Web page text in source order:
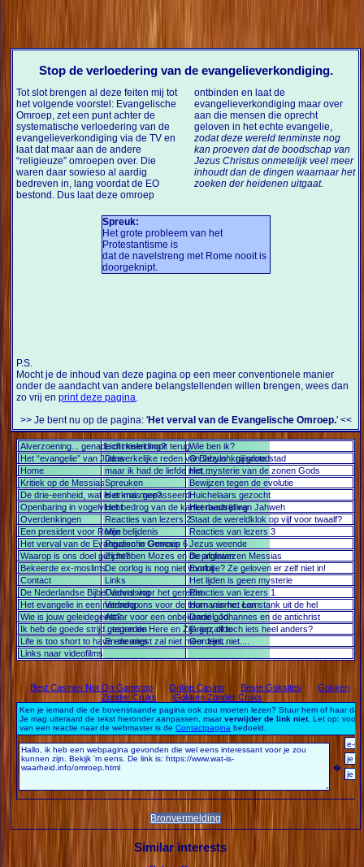
Stop de verloedering van de evangelieverkondiging.
Tot slot brengen al deze feiten mij tot
het volgende voorstel: Evangelische
Omroep, zet een punt achter de
systematische verloedering van de
evangelieverkondiging via de TV en
laat dat maar aan de andere
“religieuze” omroepen over. Die
waren daar sowieso al aardig
bedreven in, lang voordat de EO
bestond. Dus laat deze omroep
ontbinden en laat de
evangelieverkondiging maar over
aan die mensen die oprecht
geloven in het echte evangelie,
zodat deze wereld tenminste nog
kan proeven dat de boodschap van
Jezus Christus onmetelijk veel meer
inhoudt dan de dingen waarnaar het
zoeken der heidenen uitgaat.
Spreuk:
Het grote probleem van het
Protestantisme is
dat de navelstreng met Rome nooit is
doorgeknipt.
P.S.
Mocht je de inhoud van deze pagina op een meer conventionele manier
onder de aandacht van andere belangstellenden willen brengen, wees dan
zo vrij enprint deze pagina.
>> Je bent nu op de pagina: 'Het verval van de Evangelische Omroep.' <<
Alverzoening... genade of misleiding?
Licht keert nooit terugWie ben ik?
Het “evangelie” van JudasDe werkelijke reden van Jezus' kruisdood
O Babylon, gij grote stad
Home
maar ik had de liefde niet...Het mysterie van de zonen Gods
Kritiek op de MessiasSpreuken
Bewijzen tegen de evolutie
De drie-eenheid, wat is er mis mee?
Het kruis gepasseerdHuichelaars gezocht
Openbaring in vogelvluchtHet bedrog van de kankerbestrijding
Het raadsel van Jahweh
Overdenkingen
Reacties van lezers 2Staat de wereldklok op vijf voor twaalf?
Een president voor RomeMijn belijdenis
Reacties van lezers 3
Het verval van de Evangelische Omroep
Reuzen in Genesis 6Jezus weende
Waarop is ons doel gericht?Zij hebben Mozes en de profetenDe afgewezen Messias
Bekeerde ex-moslimsDe oorlog is nog niet voorbijEvolutie? Ze geloven er zelf niet in!
Contact
Links
Het lijden is geen mysterie
De Nederlandse Bijbel VervalsingOuders voor het gerechtReacties van lezers 1
Het evangelie in een notendopVerberg ons voor de toorn van het Lam
Humanisme: een stank uit de hel
Wie is jouw geleidegeest?Altaar voor een onbekende godDaniël, Johannes en de antichrist
Ik heb de goede strijd gestreden...tegen de Here en Zijn gezalfdeGriep, of toch iets heel anders?
Life is too short to have enemiesEn de angst zal niet meer zijn...
Oordeelt niet....
Links naar videofilms
Bronvermelding
Similar interests